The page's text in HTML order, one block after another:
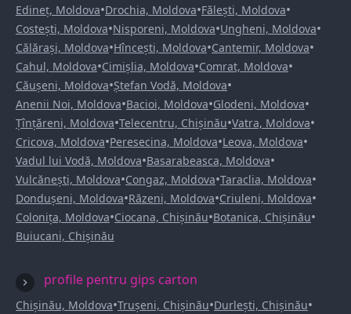
Edineț, Moldova•Drochia, Moldova•Fălești, Moldova•
Costești, Moldova•Nisporeni, Moldova•Ungheni, Moldova•
Călărași, Moldova•Hîncești, Moldova•Cantemir, Moldova•
Cahul, Moldova•Cimișlia, Moldova•Comrat, Moldova•
Căușeni, Moldova•Ștefan Vodă, Moldova•
Anenii Noi, Moldova•Bacioi, Moldova•Glodeni, Moldova•
Țînțăreni, Moldova•Telecentru, Chișinău•Vatra, Moldova•
Cricova, Moldova•Peresecina, Moldova•Leova, Moldova•
Vadul lui Vodă, Moldova•Basarabeasca, Moldova•
Vulcănești, Moldova•Congaz, Moldova•Taraclia, Moldova•
Dondușeni, Moldova•Răzeni, Moldova•Criuleni, Moldova•
Colonița, Moldova•Ciocana, Chișinău•Botanica, Chișinău•
Buiucani, Chișinău
profile pentru gips carton
Chișinău, Moldova•Trușeni, Chișinău•Durlești, Chișinău•